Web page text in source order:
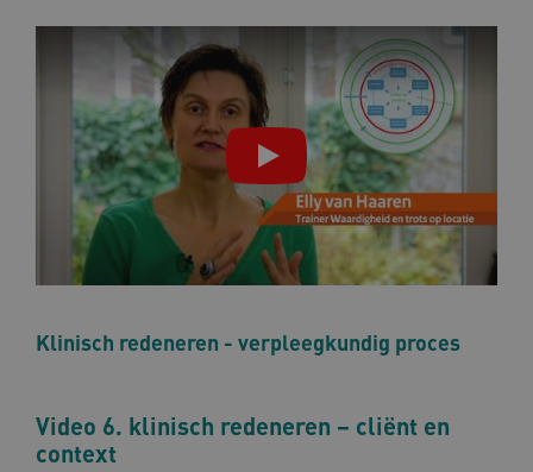
Klinisch redeneren - verpleegkundig proces
Video 6. klinisch redeneren – cliënt en
context
x-ms-routing-name
Microsoft
.www.omahasystem.nl
59
ARRAffinity
Microsoft
Corporation